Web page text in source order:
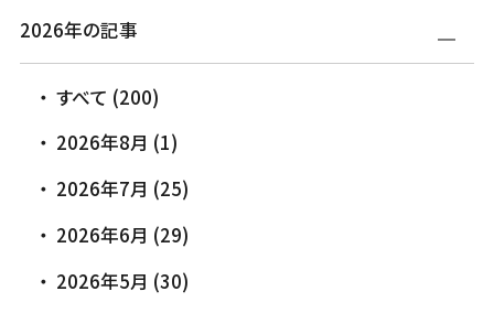
2026年の記事
すべて (200)
2026年8月 (1)
2026年7月 (25)
2026年6月 (29)
2026年5月 (30)